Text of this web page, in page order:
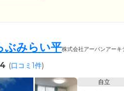
ぶみらい平株式会社アーバンアーキ
(口コミ1件)
自立